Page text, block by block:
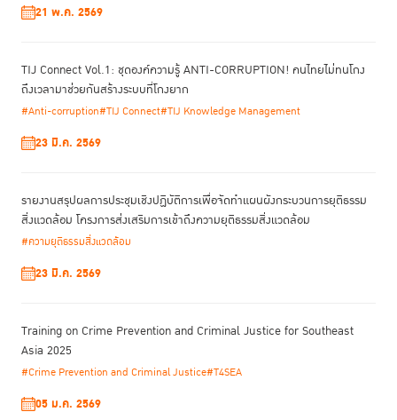
21 พ.ค. 2569
TIJ Connect Vol.1: ชุดองค์ความรู้ ANTI-CORRUPTION! คนไทยไม่ทนโกง
ถึงเวลามาช่วยกันสร้างระบบที่โกงยาก
#Anti-corruption#TIJ Connect#TIJ Knowledge Management
23 มี.ค. 2569
รายงานสรุปผลการประชุมเชิงปฏิบัติการเพื่อจัดทําแผนผังกระบวนการยุติธรรม
สิ่งแวดล้อม โครงการส่งเสริมการเข้าถึงความยุติธรรมสิ่งแวดล้อม
#ความยุติธรรมสิ่งแวดล้อม
23 มี.ค. 2569
Training on Crime Prevention and Criminal Justice for Southeast
Asia 2025
#Crime Prevention and Criminal Justice#T4SEA
05 ม.ค. 2569